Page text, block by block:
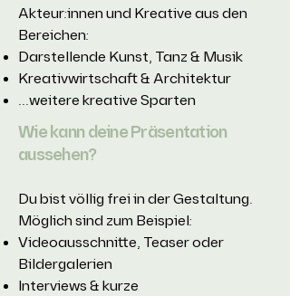
Akteur:innen und Kreative aus den
Bereichen:
Darstellende Kunst, Tanz & Musik
Kreativwirtschaft & Architektur
...weitere kreative Sparten
Wie kann deine Präsentation
aussehen?
Du bist völlig frei in der Gestaltung.
Möglich sind zum Beispiel:
Videoausschnitte, Teaser oder
Bildergalerien
Interviews & kurze